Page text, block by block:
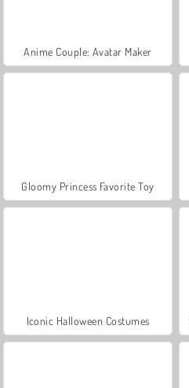
Anime Couple: Avatar Maker
Gloomy Princess Favorite Toy
Iconic Halloween Costumes